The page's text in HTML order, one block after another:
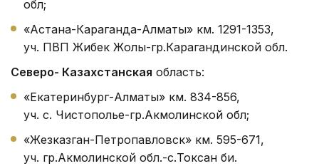
обл;
«Астана-Караганда-Алматы» км. 1291-1353,
уч. ПВП Жибек Жолы-гр.Карагандинской обл.
Северо- Казахстанская область:
«Екатеринбург-Алматы» км. 834-856,
уч. с. Чистополье-гр.Акмолинской обл;
«Жезказган-Петропавловск» км. 595-671,
уч. гр.Акмолинской обл.-с.Токсан би.